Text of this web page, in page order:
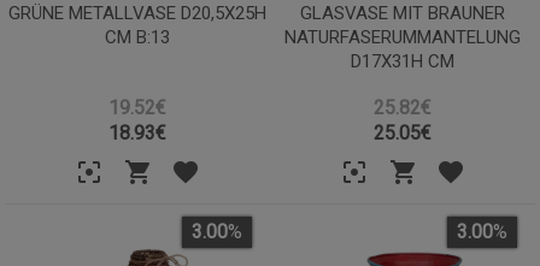
GRÜNE METALLVASE D20,5X25H
CM B:13
19.52€
18.93€
GLASVASE MIT BRAUNER
NATURFASERUMMANTELUNG
D17X31H CM
25.82€
25.05€
3.00% 3.00%